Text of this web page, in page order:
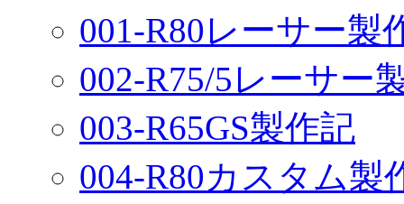
001-R80レーサー製
002-R75/5レーサー
003-R65GS製作記
004-R80カスタム製